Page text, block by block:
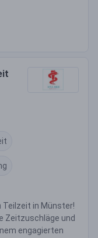
in Münster!
Zeitzuschläge und
engagierten